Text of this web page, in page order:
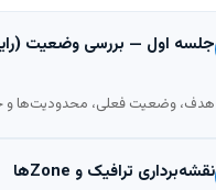
جلسه اول — بررسی وضعیت
هدف، وضعیت فعلی، محدودیت‌ها و
نقشه‌برداری ترافیک و Zoneها